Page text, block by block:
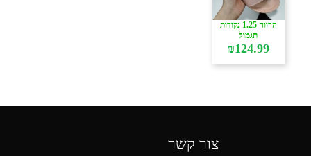
הרווח 1.25 נקודות
תגמול
₪124.99
צור קשר